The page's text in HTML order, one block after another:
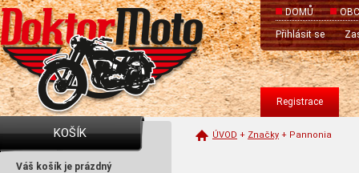
DOMŮ
Přihlásit se
Registrace
KOŠÍK
Váš košík je prázdný
ÚVOD + Značky + Pannonia